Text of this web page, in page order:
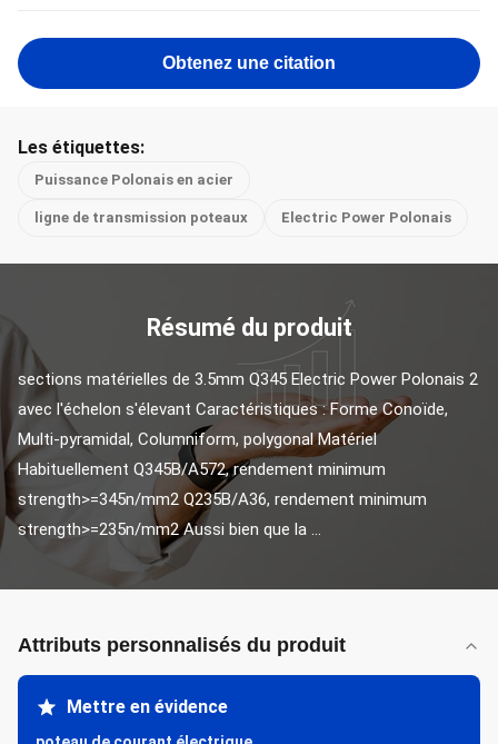
Obtenez une citation
Les étiquettes:
Puissance Polonais en acier
ligne de transmission poteaux Electric Power Polonais
Résumé du produit
sections matérielles de 3.5mm Q345 Electric Power Polonais 2
avec l'échelon s'élevant Caractéristiques : Forme Conoïde,
Multi-pyramidal, Columniform, polygonal Matériel
Habituellement Q345B/A572, rendement minimum
strength>=345n/mm2 Q235B/A36, rendement minimum
strength>=235n/mm2 Aussi bien que la ...
Attributs personnalisés du produit
Mettre en évidence